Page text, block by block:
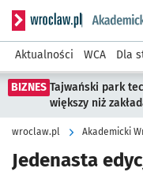
Serwis informacyjny
Aktualności WCA Dla
BIZNES Tajwański park
większy niż
wroclaw.pl Akademicki
Jedenasta